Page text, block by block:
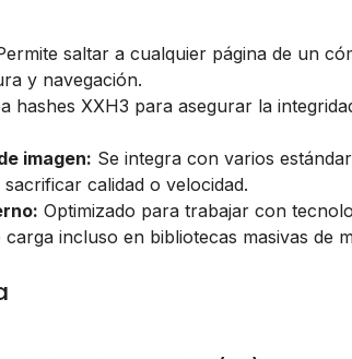
saltar a cualquier página de un
y navegación.
hashes XXH3 para asegurar la
imagen: Se integra con varios
calidad o velocidad.
Optimizado para trabajar con
incluso en bibliotecas masivas de